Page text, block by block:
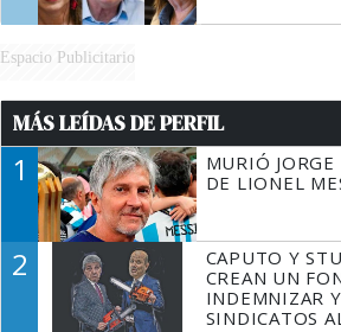
Espacio Publicitario
MÁS LEÍDAS DE PERFIL
1
MURIÓ
DE LIONEL
2
CAPUTO Y
CREAN UN
INDEMNIZAR
SINDICATOS